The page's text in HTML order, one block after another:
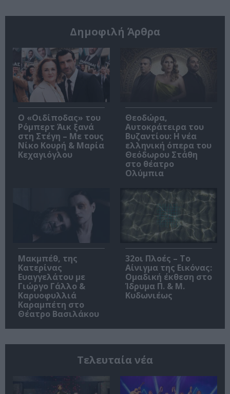
Δημοφιλή Άρθρα
O «Οιδίποδας» του
Ρόμπερτ Άικ ξανά
στη Στέγη – Με τους
Νίκο Κουρή & Μαρία
Κεχαγιόγλου
Θεοδώρα,
Αυτοκράτειρα του
Βυζαντίου: Η νέα
ελληνική όπερα του
Θεόδωρου Στάθη
στο θέατρο
Ολύμπια
Μακμπέθ, της
Κατερίνας
Ευαγγελάτου με
Γιώργο Γάλλο &
Καρυοφυλλιά
Καραμπέτη στο
Θέατρο Βασιλάκου
32οι Πλοές – Το
Αίνιγμα της Εικόνας:
Ομαδική έκθεση στο
Ίδρυμα Π. & Μ.
Κυδωνιέως
Τελευταία νέα